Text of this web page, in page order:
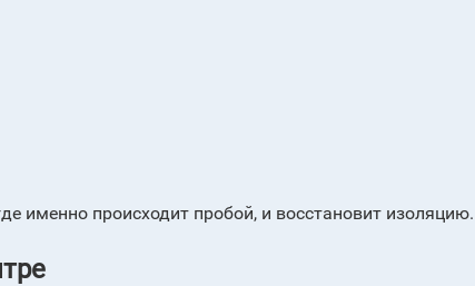
именно происходит пробой, и восстановит изоляцию.